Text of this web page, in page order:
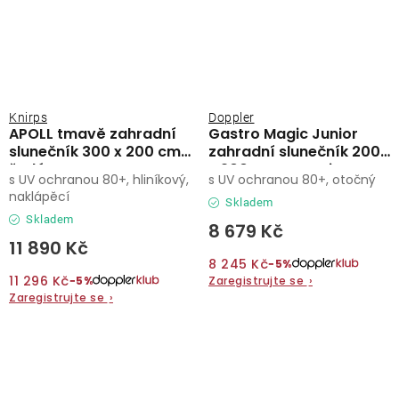
APOLL tmavě zahradní
slunečník 300 x 200 cm
šedá
Knirps
Skladem
11 890 Kč
11 296 Kč−5%
Zaregistrujte se ›
s UV ochranou 80+, hliníkový,
naklápěcí
Gastro Magic Junior
zahradní slunečník 200
x 200 cm antracit
Doppler
Skladem
8 679 Kč
8 245 Kč−5%
Zaregistrujte se ›
s UV ochranou 80+, otočný